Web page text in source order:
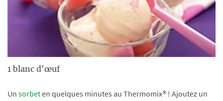
1 blanc d'œuf
Un sorbeten quelques minutes au Thermomix® ! Ajoutez un